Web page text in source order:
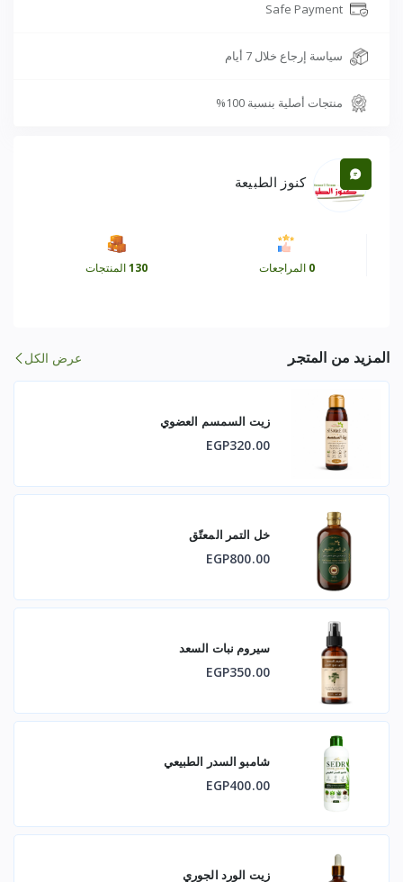
Eurycomanone
مركبات نباتية مضادة للأكسدة
مركبات فينولية طبيعية
عناصر نباتية داعمة للحيوية والطاقة
طحن ناعم للحفاظ على المكونات النباتية الطبيعية
بدون إضافات صناعية
بدون مواد حافظة
🌿 الخصائص الوظيفية
يساهم في دعم الحيوية والطاقة الطبيعية
يدعم التوازن الفسيولوجي والهرموني الطبيعي
يساعد في دعم الأداء البدني والتحمل
يساهم في تقليل الشعور بالإجهاد والإرهاق اليومي
يدعم النشاط الذهني والمزاج العام
يساعد في دعم الكتلة العضلية ضمن نمط حياة صحي
يوفر دعمًا طبيعيًا مضادًا للأكسدة
المنتج مكمل غذائي عشبي وليس بديلًا عن العلاج الطبي.
Safe Payment
سياسة إرجاع خلال 7 أيام
منتجات أصلية بنسبة 100%
كنوز الطبيعة
0 المراجعات 130المنتجات
المزيد من المتجر عرض الكل
زيت السمسم العضوي
EGP320.00
خل التمر المعتّق
EGP800.00
سيروم نبات السعد
EGP350.00
شامبو السدر الطبيعي
EGP400.00
زيت الورد الجوري